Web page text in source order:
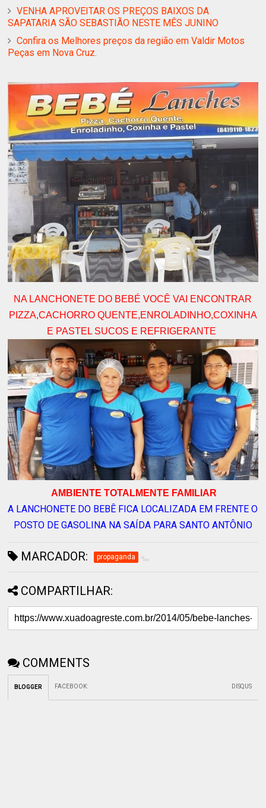
VENHA APROVEITAR OS PREÇOS BAIXOS DA
SAPATARIA SÃO SEBASTIÃO NESTE MÊS JUNINO
Confira os Melhores preços da região em Valdir Motos
Peças em Nova Cruz.
NA LANCHONETE DO BEBÉ VOCÊ VAI ENCONTRAR
PIZZA,CACHORRO QUENTE,ENROLADINHO,COXINHA
E PASTEL SUCOS E REFRIGERANTE
AMBIENTE TOTALMENTE FAMILIAR
A LANCHONETE DO BEBÊ FICA LOCALIZADA EM FRENTE O
POSTO DE GASOLINA NA SAÍDA PARA SANTO ANTÔNIO
MARCADOR: propaganda
COMPARTILHAR:
COMMENTS
BLOGGER FACEBOOK: DISQUS